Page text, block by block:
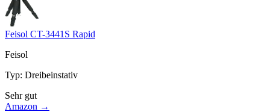
Feisol CT-3441S Rapid
Feisol
Typ: Dreibeinstativ
Sehr gut
Amazon →